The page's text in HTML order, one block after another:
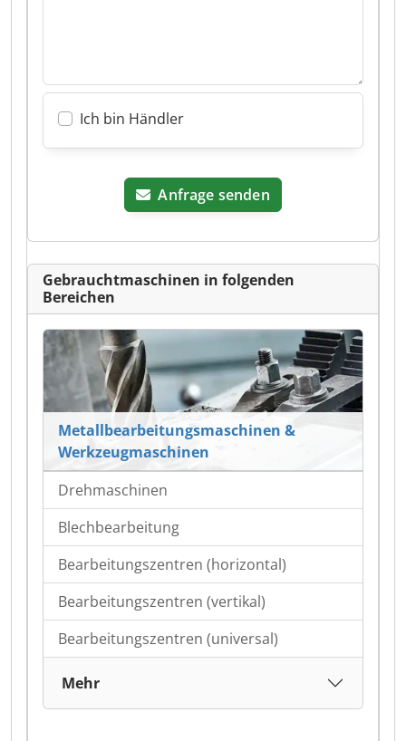
Ich bin Händler
Anfrage senden
Gebrauchtmaschinen in folgenden
Bereichen
Metallbearbeitungsmaschinen &
Werkzeugmaschinen
Drehmaschinen
Blechbearbeitung
Bearbeitungszentren (horizontal)
Bearbeitungszentren (vertikal)
Bearbeitungszentren (universal)
Mehr